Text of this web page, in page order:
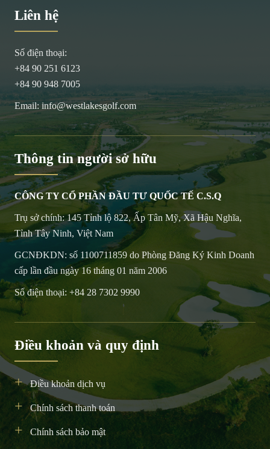
Liên hệ
Số điện thoại:
+84 90 251 6123
+84 90 948 7005
Email: info@westlakesgolf.com
Thông tin người sở hữu
CÔNG TY CỔ PHẦN ĐẦU TƯ QUỐC TẾ C.S.Q
Trụ sở chính: 145 Tỉnh lộ 822, Ấp Tân Mỹ, Xã Hậu Nghĩa,
Tỉnh Tây Ninh, Việt Nam
GCNĐKDN: số 1100711859 do Phòng Đăng Ký Kinh Doanh
cấp lần đầu ngày 16 tháng 01 năm 2006
Số điện thoại: +84 28 7302 9990
Điều khoản và quy định
Điều khoản dịch vụ
Chính sách thanh toán
Chính sách bảo mật